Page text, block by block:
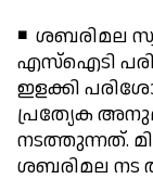
◾ ശബരിമല
എസ്ഐടി
ഇളക്കി
പ്രത്യേക
നടത്തുന്നത്.
ശബരിമല നട